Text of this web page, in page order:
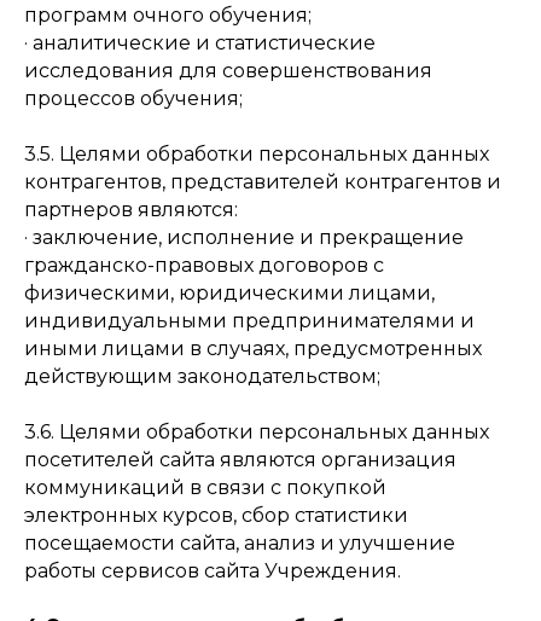
программ очного обучения;
· аналитические и статистические
исследования для совершенствования
процессов обучения;
3.5. Целями обработки персональных данных
контрагентов, представителей контрагентов и
партнеров являются:
· заключение, исполнение и прекращение
гражданско-правовых договоров с
физическими, юридическими лицами,
индивидуальными предпринимателями и
иными лицами в случаях, предусмотренных
действующим законодательством;
3.6. Целями обработки персональных данных
посетителей сайта являются организация
коммуникаций в связи с покупкой
электронных курсов, сбор статистики
посещаемости сайта, анализ и улучшение
работы сервисов сайта Учреждения.